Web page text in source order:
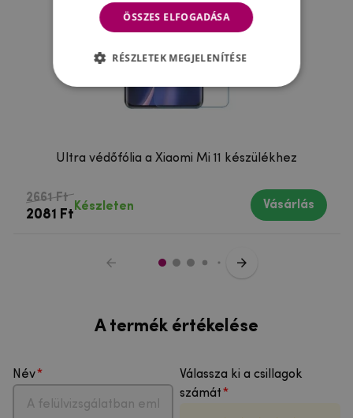
Ultra védőfólia a Xiaomi Mi 11 készülékhez
2661 Ft
2081 Ft
Készleten Vásárlás
A termék értékelése
Név
Válassza ki a csillagok
számát
ÖSSZES ELFOGADÁSA
RÉSZLETEK MEGJELENÍTÉSE